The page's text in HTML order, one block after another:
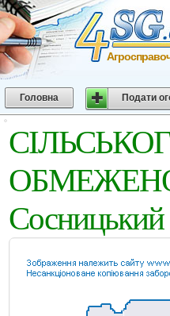
Головна Подати
Сосницький